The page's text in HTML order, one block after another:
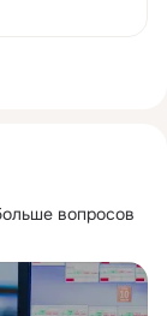
вопросов